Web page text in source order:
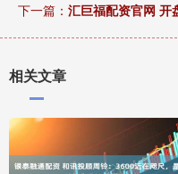
下一篇： 汇巨福配资官网 开
相关文章